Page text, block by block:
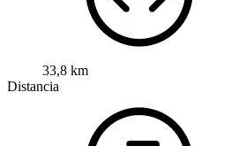
33,8 km
Distancia